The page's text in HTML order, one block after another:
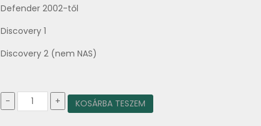
Defender 2002-től
Discovery 1
Discovery 2 (nem NAS)
-
Csomagtér
ajtó
+ KOSÁRBA TESZEM